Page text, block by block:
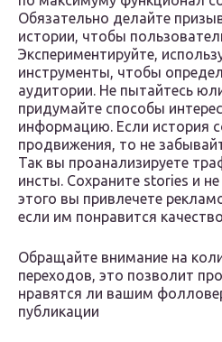
Обязательно делайте
истории, чтобы
Экспериментируйте,
инструменты, чтобы
аудитории. Не пытайтесь
придумайте способы
информацию. Если история
продвижения, то не
Так вы проанализируете
инсты. Сохраните stories и не
этого вы привлечете
если им понравится
Обращайте внимание на
переходов, это позволит
нравятся ли вашим
публикации